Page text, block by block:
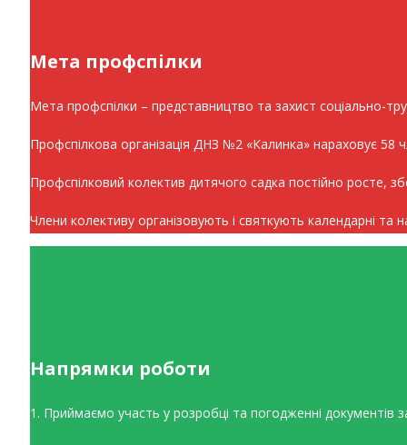
Мета профспілки
Мета профспілки – представництво та захист соціально-
Профспілкова організація ДНЗ №2 «Калинка» нараховує 58
Профспілковий колектив дитячого садка постійно росте,
Члени колективу організовують і святкують календарні та
Напрямки роботи
1. Приймаємо участь у розробці та погодженні документів